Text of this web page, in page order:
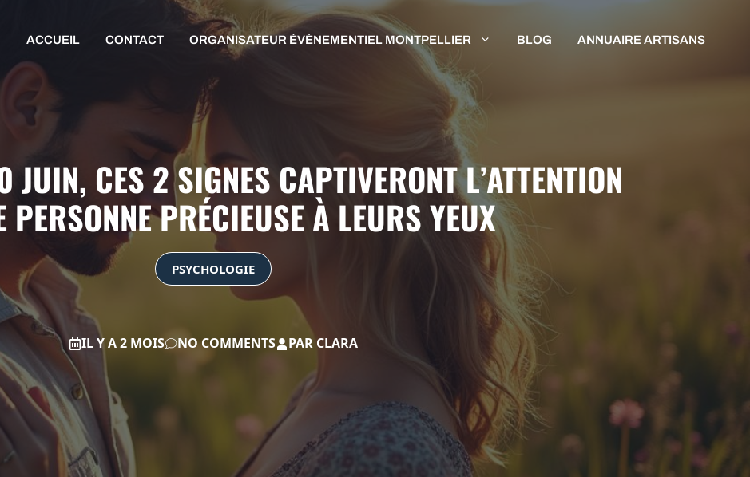
ACCUEIL CONTACT ORGANISATEUR ÉVÈNEMENTIEL MONTPELLIER BLOG ANNUAIRE ARTISANS
CES 2 SIGNES CAPTIVERONT L’ATTENTION
PERSONNE PRÉCIEUSE À LEURS YEUX
PSYCHOLOGIE
IL Y A 2 MOIS NO COMMENTS PAR CLARA